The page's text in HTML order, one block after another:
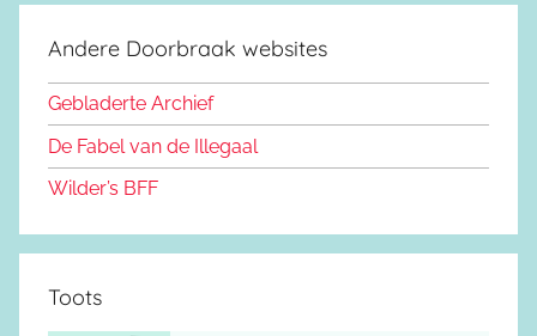
n
b
o
o
Andere Doorbraak websites
Gebladerte Archief
De Fabel van de Illegaal
Wilder’s BFF
Toots